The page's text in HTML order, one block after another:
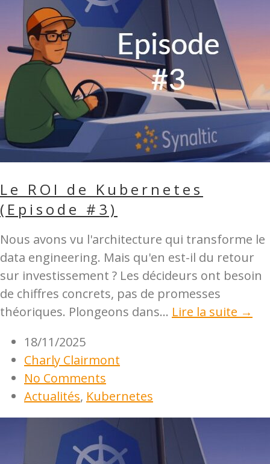
Le ROI de Kubernetes
(Episode #3)
Nous avons vu l'architecture qui transforme le
data engineering. Mais qu'en est-il du retour
sur investissement ? Les décideurs ont besoin
de chiffres concrets, pas de promesses
théoriques. Plongeons dans... Lire la suite →
18/11/2025
Charly Clairmont
No Comments
Actualités, Kubernetes